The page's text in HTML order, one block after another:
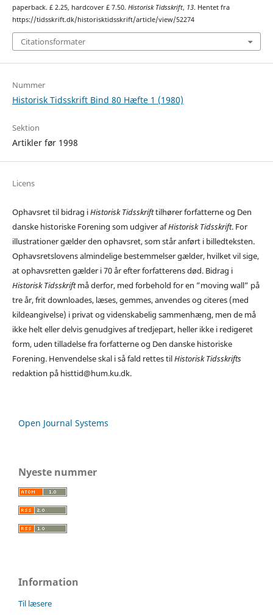
paperback. £ 2.25, hardcover £ 7.50. Historisk Tidsskrift, 13. Hentet fra
https://tidsskrift.dk/historisktidsskrift/article/view/52274
Citationsformater
Nummer
Historisk Tidsskrift Bind 80 Hæfte 1 (1980)
Sektion
Artikler før 1998
Licens
Ophavsret til bidrag iHistorisk Tidsskrifttilhører forfatterne og Den
danske historiske Forening som udgiver afHistorisk Tidsskrift. For
illustrationer gælder den ophavsret, som står anført i billedteksten.
Ophavsretslovens almindelige bestemmelser gælder, hvilket vil sige,
at ophavsretten gælder i 70 år efter forfatterens død. Bidrag i
Historisk Tidsskriftmå derfor, med forbehold for en ”moving wall” på
tre år, frit downloades, læses, gemmes, anvendes og citeres (med
kildeangivelse) i privat og videnskabelig sammenhæng, men de må
ikke helt eller delvis genudgives af tredjepart, heller ikke i redigeret
form, uden tilladelse fra forfatterne og Den danske historiske
Forening. Henvendelse skal i så fald rettes tilHistorisk Tidsskrifts
redaktion på histtid@hum.ku.dk.
Open Journal Systems
Nyeste nummer
Information
Til læsere